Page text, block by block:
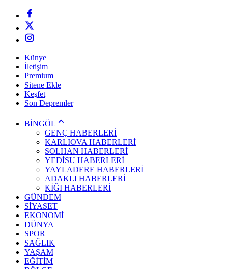
Künye
İletişim
Premium
Sitene Ekle
Keşfet
Son Depremler
BİNGÖL
GENÇ HABERLERİ
KARLIOVA HABERLERİ
SOLHAN HABERLERİ
YEDİSU HABERLERİ
YAYLADERE HABERLERİ
ADAKLI HABERLERİ
KİĞI HABERLERİ
GÜNDEM
SİYASET
EKONOMİ
DÜNYA
SPOR
SAĞLIK
YAŞAM
EĞİTİM